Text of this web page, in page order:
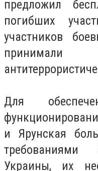
предложил
погибших
участников
Для
и Ярунская
требованиями
Украины, их